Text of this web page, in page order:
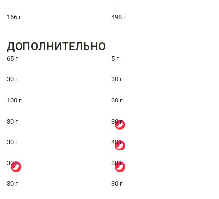
166 г 498 г
ДОПОЛНИТЕЛЬНО
65 г 5 г
30 г 30 г
100 г 30 г
30 г 30 г
30 г 40 г
30 г 30 г
30 г 30 г